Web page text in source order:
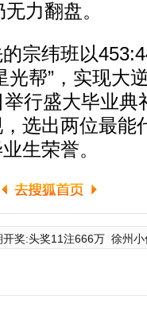
力翻盘。
纬班以
光帮”，实现大
行盛大毕业典
选出两位最能
生荣誉。
奖:头奖11注666万 徐州